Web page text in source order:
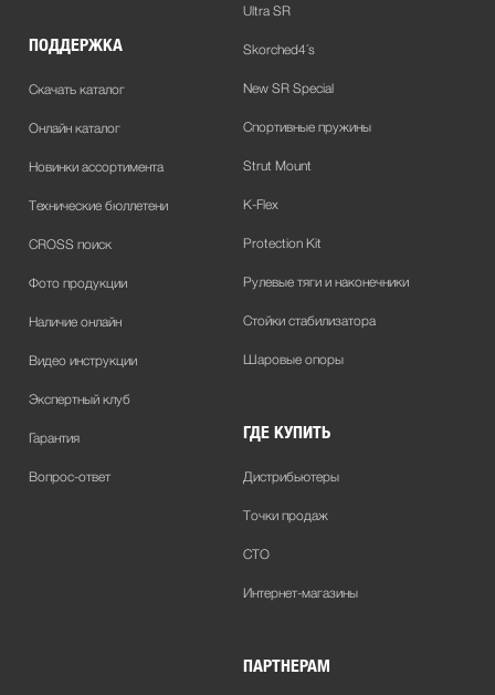
ПОДДЕРЖКА
Скачать каталог
Онлайн каталог
Новинки ассортимента
Технические бюллетени
CROSS поиск
Фото продукции
Наличие онлайн
Видео инструкции
Экспертный клуб
Гарантия
Вопрос-ответ
Ultra SR
Skorched4´s
New SR Special
Спортивные пружины
Strut Mount
K-Flex
Protection Kit
Рулевые тяги и наконечники
Стойки стабилизатора
Шаровые опоры
ГДЕ КУПИТЬ
Дистрибьютеры
Точки продаж
СТО
Интернет-магазины
ПАРТНЕРАМ